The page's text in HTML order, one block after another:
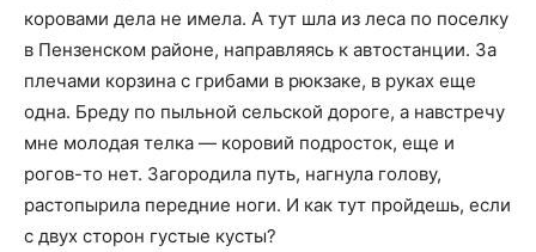
коровами дела не имела. А тут шла из леса по поселку
в Пензенском районе, направляясь к автостанции. За
плечами корзина с грибами в рюкзаке, в руках еще
одна. Бреду по пыльной сельской дороге, а навстречу
мне молодая телка — коровий подросток, еще и
рогов-то нет. Загородила путь, нагнула голову,
растопырила передние ноги. И как тут пройдешь, если
с двух сторон густые кусты?